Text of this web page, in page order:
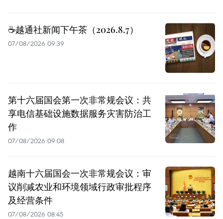
☕️越通社新闻下午茶（2026.8.7）
07/08/2026 09:39
第十六届国会第一次非常规会议：共
享电信基础设施数据服务灾害防治工
作
07/08/2026 09:08
越南十六届国会一次非常规会议：审
议削减农业和环境领域行政审批程序
及经营条件
07/08/2026 08:45